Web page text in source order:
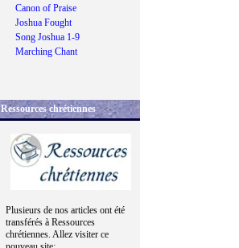
Canon of Praise
Joshua Fought
Song Joshua 1-9
Marching Chant
Ressources chrétiennes
Plusieurs de nos articles ont été
transférés à Ressources
chrétiennes. Allez visiter ce